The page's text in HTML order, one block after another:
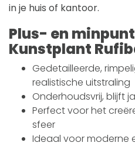
in je huis of kantoor.
Plus- en
Kunstplant
Gedetailleerde,
realistische uitstraling
Onderhoudsvrij, blijft
Perfect voor het
sfeer
Ideaal voor moderne